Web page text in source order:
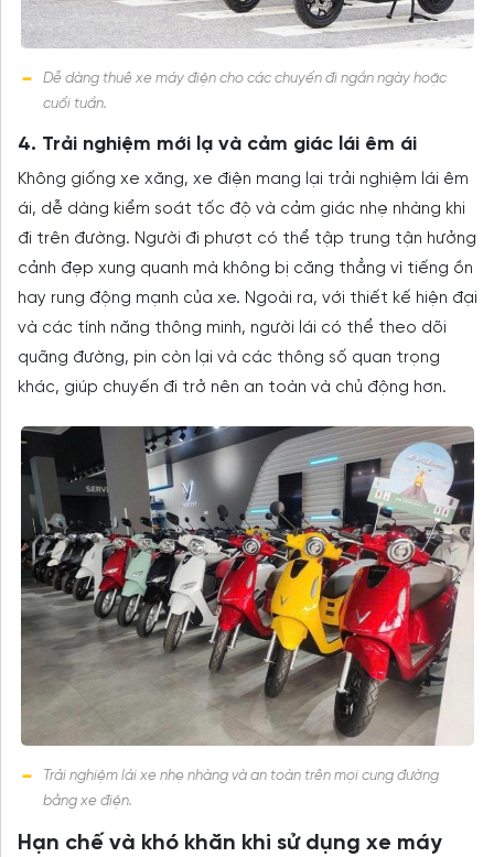
Dễ dàng thuê xe máy điện cho các chuyến đi ngắn ngày hoặc
cuối tuần.
4. Trải nghiệm mới lạ và cảm giác lái êm ái
Không giống xe xăng, xe điện mang lại trải nghiệm lái êm
ái, dễ dàng kiểm soát tốc độ và cảm giác nhẹ nhàng khi
đi trên đường. Người đi phượt có thể tập trung tận hưởng
cảnh đẹp xung quanh mà không bị căng thẳng vì tiếng ồn
hay rung động mạnh của xe. Ngoài ra, với thiết kế hiện đại
và các tính năng thông minh, người lái có thể theo dõi
quãng đường, pin còn lại và các thông số quan trọng
khác, giúp chuyến đi trở nên an toàn và chủ động hơn.
Trải nghiệm lái xe nhẹ nhàng và an toàn trên mọi cung đường
bằng xe điện.
Hạn chế và khó khăn khi sử dụng xe máy